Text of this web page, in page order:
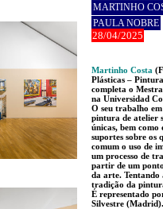
MARTINHO
PAULA NOBRE
28/04/2025
Martinho Costa
Plásticas –
completa o
na Universidad
O seu trabalho
pintura de atelier
únicas, bem como
suportes sobre
comum o uso de
um processo de
partir de um
da arte. Tentando
tradição da
É representado
Silvestre (Madrid).